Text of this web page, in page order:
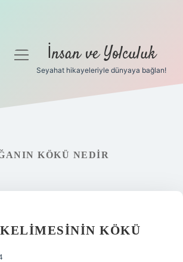
menüyü İnsan ve Yolculuk
Seyahat hikayeleriyle dünyaya bağlan!
KÖKÜ NEDIR
KÖKÜ